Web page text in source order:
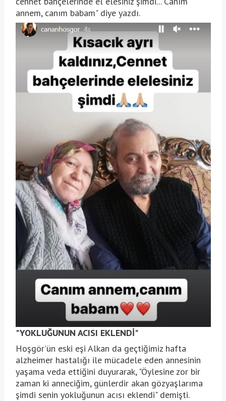
annem, canım babam" diye yazdı.
"YOKLUĞUNUN ACISI EKLENDİ"
Hoşgör'ün eski eşi Alkan da geçtiğimiz hafta
alzheimer hastalığı ile mücadele eden annesinin
yaşama veda ettiğini duyurarak, "Öylesine zor bir
zaman ki anneciğim, günlerdir akan gözyaşlarıma
şimdi senin yokluğunun acısı eklendi" demişti.